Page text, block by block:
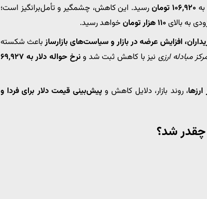
۱۰۶٬۹۲۰ تومان
رسید. این کاهش، چشمگیر و تأمل‌برانگیز است؛
به بالای۱۱۰ هزار تومان
خواهد رسید.
افزایش عرضه در بازار و سیاست‌های بازارسازباعث شکسته
مبادله ارزی نیز با کاهش ثبت شد و
نرخ حواله دلار به ۶۹٬۹۲۷
، روند بازار، دلایل کاهش و پیش‌بینی قیمت دلار برای فردا و